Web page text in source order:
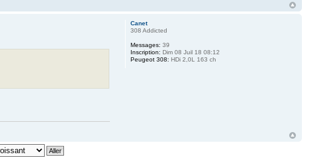
Canet
308 Addicted
Messages: 39
Inscription: Dim 08 Juil 18 08:12
Peugeot 308: HDi 2,0L 163 ch